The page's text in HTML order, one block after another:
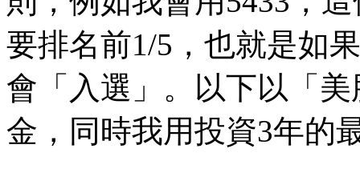
要排名前1/5，也就是如
會「入選」。以下以「
金，同時我用投資3年的